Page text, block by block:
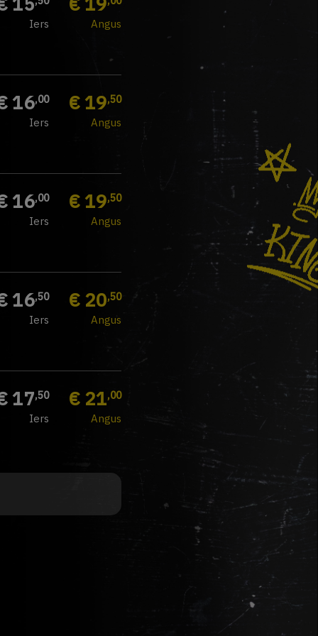
Iers Angus
16,00
Iers
€ 19,50
Angus
16,00
Iers
€ 19,50
Angus
16,50
Iers
€ 20,50
Angus
17,50
Iers
€ 21,00
Angus